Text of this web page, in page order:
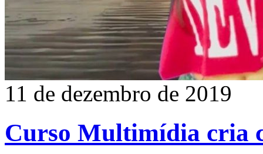
11 de dezembro de 2019
Curso Multimídia cria